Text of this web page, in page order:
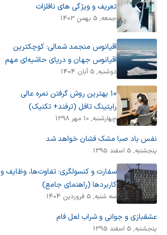
تعریف و ویژگی های نافلزات
جمعه, 5 بهمن 1403
اقیانوس منجمد شمالی: کوچکترین
اقیانوس جهان و دریای حاشیه‌ای مهم
دوشنبه, 5 آبان 1404
10 بهترین روش گرفتن نمره عالی
رایتینگ تافل (ترفند+ تکنیک)
چهارشنبه, 10 مهر 1398
نفس باد صبا مشک فشان خواهد شد
پنجشنبه, 5 اسفند 1395
سفارت و کنسولگری: تفاوت‌ها، وظایف و
کاربردها (راهنمای جامع)
سه شنبه, 5 فروردین 1404
عشقبازی و جوانی و شراب لعل فام
پنجشنبه, 5 اسفند 1395